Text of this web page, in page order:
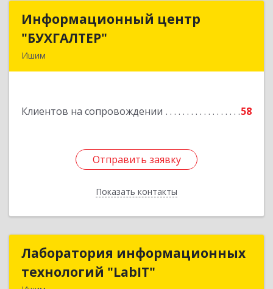
Информационный центр
"БУХГАЛТЕР"
Ишим
Клиентов на сопровождении 58
Отправить заявку
Показать контакты
Информационный центр
Подробнее
Отправить заявку
Назад
Лаборатория информационных
технологий "LabIT"
Лаборатория информационных
технологий "LabIT"